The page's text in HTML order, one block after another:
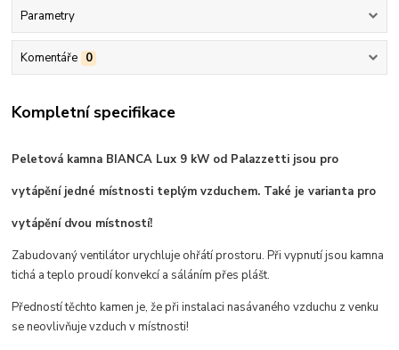
Parametry
Komentáře 0
Kompletní specifikace
Peletová kamna BIANCA Lux 9 kW od Palazzetti jsou pro
vytápění jedné místnosti teplým vzduchem. Také je varianta pro
vytápění dvou místností!
Zabudovaný ventilátor urychluje ohřátí prostoru. Při vypnutí jsou kamna
tichá a teplo proudí konvekcí a sáláním přes plášt.
Předností těchto kamen je, že při instalaci nasávaného vzduchu z venku
se neovlivňuje vzduch v místnosti!